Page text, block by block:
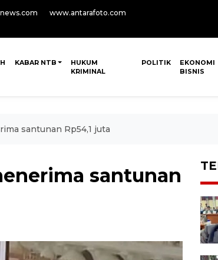
www.antarafoto.com
KABAR NTB
HUKUM
KRIMINAL
POLITIK
EKONOMI
BISNIS
santunan Rp54,1 juta
santunan